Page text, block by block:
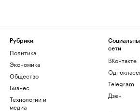
Рубрики
Политика
Экономика
Общество
Бизнес
Технологии и
медиа
сети
ВКонтакте
Telegram
Дзен